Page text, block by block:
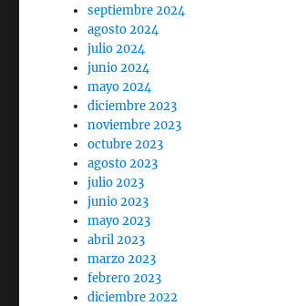
septiembre 2024
agosto 2024
julio 2024
junio 2024
mayo 2024
diciembre 2023
noviembre 2023
octubre 2023
agosto 2023
julio 2023
junio 2023
mayo 2023
abril 2023
marzo 2023
febrero 2023
diciembre 2022